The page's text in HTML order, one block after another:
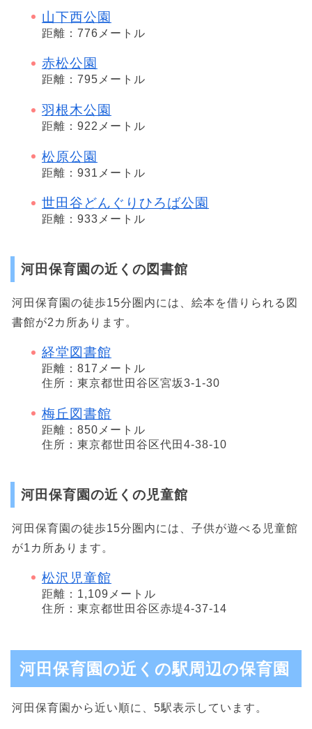
山下西公園
距離：776メートル
赤松公園
距離：795メートル
羽根木公園
距離：922メートル
松原公園
距離：931メートル
世田谷どんぐりひろば公園
距離：933メートル
河田保育園の近くの図書館
河田保育園の徒歩15分圏内には、絵本を借りられる図
書館が2カ所あります。
経堂図書館
距離：817メートル
住所：東京都世田谷区宮坂3-1-30
梅丘図書館
距離：850メートル
住所：東京都世田谷区代田4-38-10
河田保育園の近くの児童館
河田保育園の徒歩15分圏内には、子供が遊べる児童館
が1カ所あります。
松沢児童館
距離：1,109メートル
住所：東京都世田谷区赤堤4-37-14
河田保育園の近くの駅周辺の保育園
河田保育園から近い順に、5駅表示しています。